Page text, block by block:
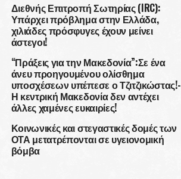
Διεθνής Επιτροπή Σωτηρίας (IRC):
Υπάρχει πρόβλημα στην Ελλάδα,
χιλιάδες πρόσφυγες έχουν μείνει
άστεγοι!
“Πράξεις για την Μακεδονία”:Σε ένα
άνευ προηγουμένου ολίσθημα
υποσχέσεων υπέπεσε ο Τζιτζικώστας!-
Η κεντρική Μακεδονία δεν αντέχει
άλλες χαμένες ευκαιρίες!
Κοινωνικές και στεγαστικές δομές των
ΟΤΑ μετατρέπονται σε υγειονομική
βόμβα